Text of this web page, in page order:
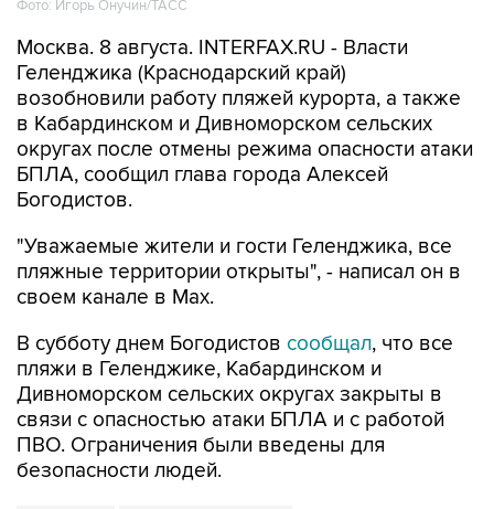
Фото: Игорь Онучин/ТАСС
Москва. 8 августа. INTERFAX.RU - Власти
Геленджика (Краснодарский край)
возобновили работу пляжей курорта, а также
в Кабардинском и Дивноморском сельских
округах после отмены режима опасности атаки
БПЛА, сообщил глава города Алексей
Богодистов.
"Уважаемые жители и гости Геленджика, все
пляжные территории открыты", - написал он в
своем канале в Max.
В субботу днем Богодистов сообщал, что все
пляжи в Геленджике, Кабардинском и
Дивноморском сельских округах закрыты в
связи с опасностью атаки БПЛА и с работой
ПВО. Ограничения были введены для
безопасности людей.